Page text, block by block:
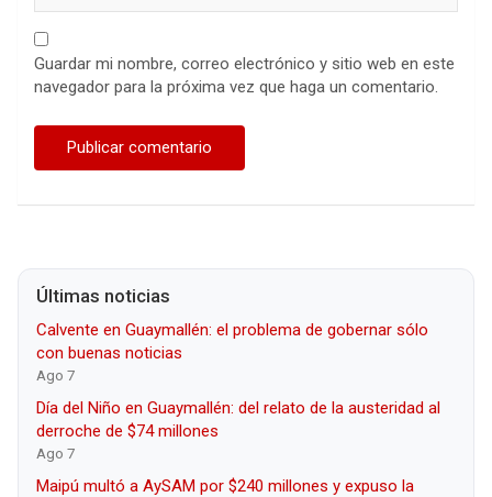
Guardar mi nombre, correo electrónico y sitio web en este
navegador para la próxima vez que haga un comentario.
Últimas noticias
Calvente en Guaymallén: el problema de gobernar sólo
con buenas noticias
Ago 7
Día del Niño en Guaymallén: del relato de la austeridad al
derroche de $74 millones
Ago 7
Maipú multó a AySAM por $240 millones y expuso la